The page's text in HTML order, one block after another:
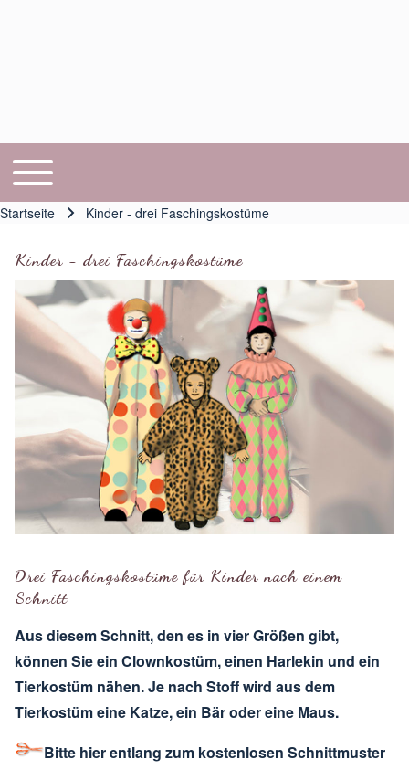
Hauptnavigation
Toggle main menu
Startseite Kinder - drei Faschingskostüme
Kinder - drei Faschingskostüme
Drei Faschingskostüme für Kinder nach einem
Schnitt
Aus diesem Schnitt, den es in vier Größen gibt,
können Sie ein Clownkostüm, einen Harlekin und ein
Tierkostüm nähen. Je nach Stoff wird aus dem
Tierkostüm eine Katze, ein Bär oder eine Maus.
Bitte hier entlang zum kostenlosen Schnittmuster